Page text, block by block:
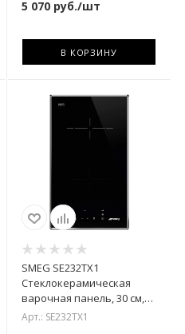
5 070руб./шт
В КОРЗИНУ
SMEG SE232TX1
Cтеклокерамическая
варочная панель, 30 см,
прямой край в рамке из
Арт.: SE232TX1